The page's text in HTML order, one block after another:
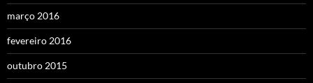
março 2016
fevereiro 2016
outubro 2015